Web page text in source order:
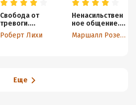
Свобода от
тревоги.
Справься с
тревогой, пока
Роберт Лихи
Ненасильствен
ное общение.
Язык Жизни
Маршалл Розенберг
Еще